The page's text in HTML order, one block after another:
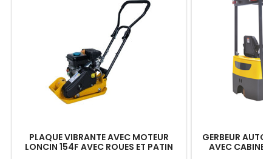
PLAQUE VIBRANTE AVEC MOTEUR
LONCIN 154F AVEC ROUES ET PATIN
GERBEUR
AVEC CABINE